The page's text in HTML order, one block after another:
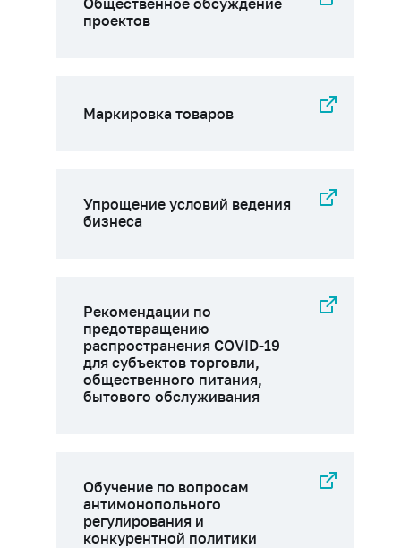
Общественное обсуждение
проектов
Маркировка товаров
Упрощение условий ведения
бизнеса
Рекомендации по
предотвращению
распространения COVID-19
для субъектов торговли,
общественного питания,
бытового обслуживания
Обучение по вопросам
антимонопольного
регулирования и
конкурентной политики